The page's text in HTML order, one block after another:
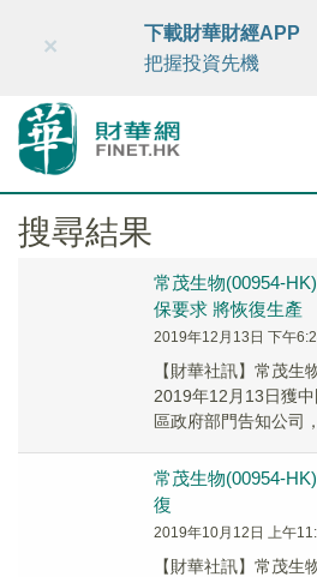
財華智庫網 FINTV
×
下載財華財經APP
把握投資先機
搜尋結果
常茂生物(00954-
保要求 將恢復生產
2019年12月13日 下午
【財華社訊】常茂
2019年12月13日獲
區政府部門告知公司
常茂生物(00954-
復
2019年10月12日 上午
【財華社訊】常茂生